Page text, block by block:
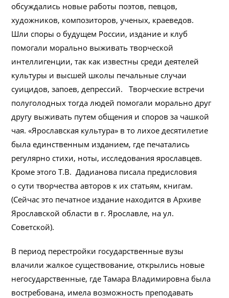
обсуждались новые работы поэтов, певцов,
художников, композиторов, ученых, краеведов.
Шли споры о будущем России, издание и клуб
помогали морально выживать творческой
интеллигенции, так как известны среди деятелей
культуры и высшей школы печальные случаи
суицидов, запоев, депрессий. Творческие встречи
полуголодных тогда людей помогали морально друг
другу выживать путем общения и споров за чашкой
чая. «Ярославская культура» в то лихое десятилетие
была единственным изданием, где печатались
регулярно стихи, ноты, исследования ярославцев.
Кроме этого Т.В. Дадианова писала предисловия
о сути творчества авторов к их статьям, книгам.
(Сейчас это печатное издание находится в Архиве
Ярославской области в г. Ярославле, на ул.
Советской).
В период перестройки государственные вузы
влачили жалкое существование, открылись новые
негосударственные, где Тамара Владимировна была
востребована, имела возможность преподавать